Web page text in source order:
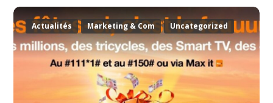
Actualités Marketing & Com Uncategorized